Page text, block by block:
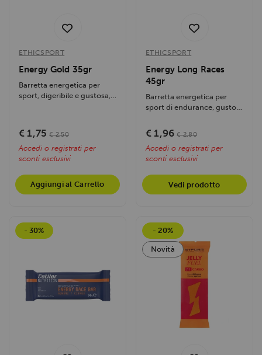
ETHICSPORT
Energy Gold 35gr
Barretta energetica per
sport, digeribile e gustosa,
€ 1,75 € 2,50
Accedi o registrati per
sconti esclusivi
Aggiungi al Carrello
ETHICSPORT
Energy Long Races
45gr
Barretta energetica per
sport di endurance, gusto
Fornisce energia...
€ 1,96 € 2,80
Accedi o registrati per
sconti esclusivi
Vedi prodotto
- 30% - 20%
Novità